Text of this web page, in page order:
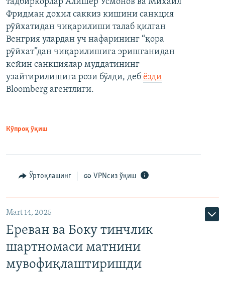
тадбиркорлар Алишер Усмонов ва Михаил
Фридман дохил саккиз кишини санкция
рўйхатидан чиқарилиши талаб қилган
Венгрия улардан уч нафарининг “қора
рўйхат”дан чиқарилишига эришганидан
кейин санкциялар муддатининг
узайтирилишига рози бўлди, деб ёзди
Bloomberg агентлиги.
Кўпроқ ўқиш
Ўртоқлашинг VPNсиз ўқиш
Mart 14, 2025
Ереван ва Боку тинчлик
шартномаси матнини
мувофиқлаштиришди